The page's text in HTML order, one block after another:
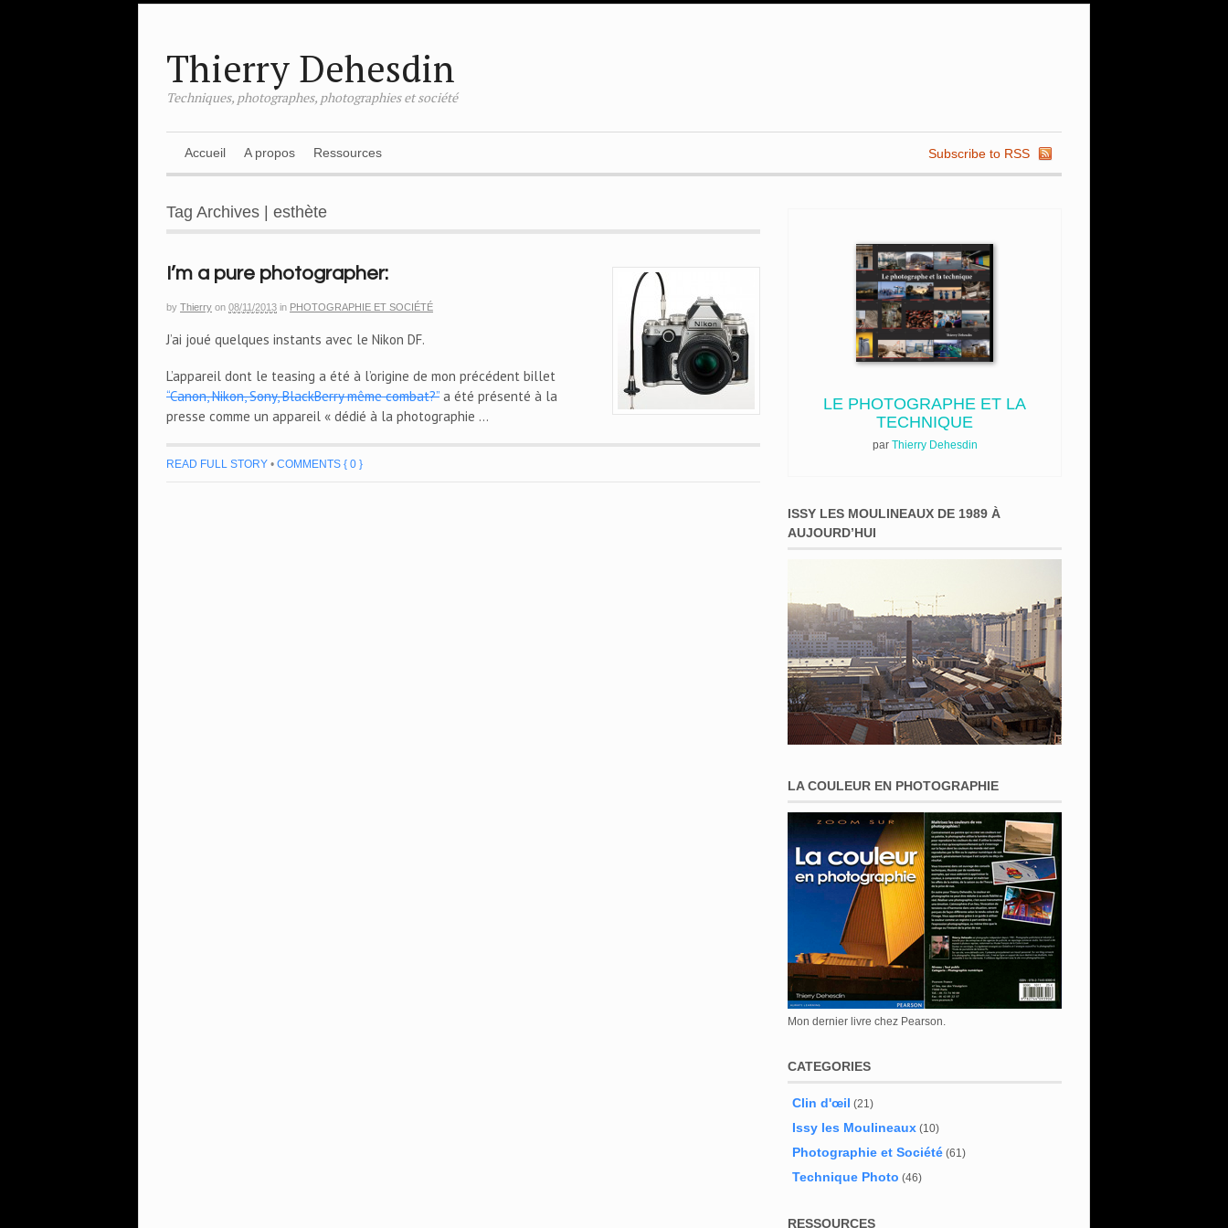
Thierry Dehesdin
Techniques, photographes, photographies et société
Subscribe to RSS
Accueil A propos Ressources
Tag Archives | esthète
I’m a pure photographer:
by Thierry on 08/11/2013 in PHOTOGRAPHIE ET SOCIÉTÉ
J’ai joué quelques instants avec le Nikon DF.
L’appareil dont le teasing a été à l’origine de mon précédent billet
“Canon, Nikon, Sony, BlackBerry même combat?” a été présenté à la
presse comme un appareil « dédié à la photographie …
READ FULL STORY • COMMENTS { 0 }
LE PHOTOGRAPHE ET LA
TECHNIQUE
par Thierry Dehesdin
ISSY LES MOULINEAUX DE 1989 À
AUJOURD’HUI
LA COULEUR EN PHOTOGRAPHIE
Mon dernier livre chez Pearson.
CATEGORIES
Clin d'œil (21)
Issy les Moulineaux (10)
Photographie et Société (61)
Technique Photo (46)
RESSOURCES